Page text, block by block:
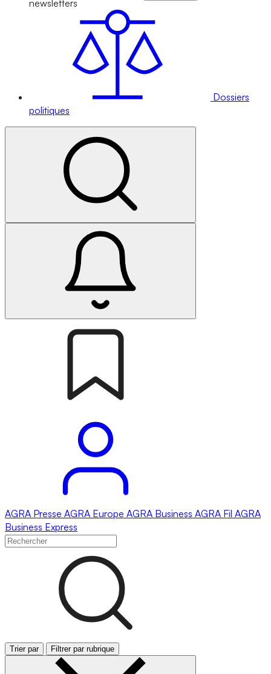
newsletters
Dossiers
politiques
AGRA Presse AGRA Europe AGRA Business AGRA Fil AGRA
Business Express
Trier par Filtrer par rubrique